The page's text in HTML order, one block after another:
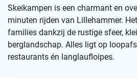
Skeikampen is een charmant en
minuten rijden van Lillehammer.
families dankzij de rustige sfeer,
berglandschap. Alles ligt op
restaurants én langlaufloipes.